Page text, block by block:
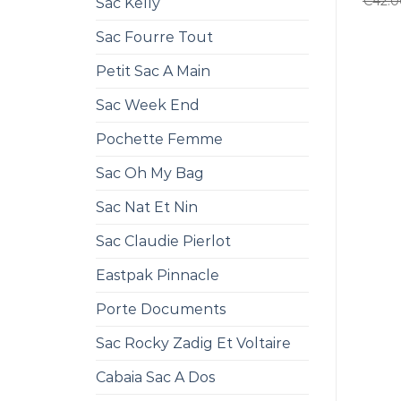
Sac Fourre Tout
Petit Sac A Main
Sac Week End
Pochette Femme
Sac Oh My Bag
Sac Nat Et Nin
Sac Claudie Pierlot
Eastpak Pinnacle
Porte Documents
Sac Rocky Zadig Et Voltaire
Cabaia Sac A Dos